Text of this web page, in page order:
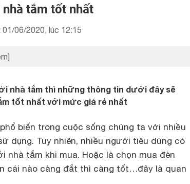
tắm tốt nhất
01/06/2020, lúc 12:15
nhà tắm thì những thông tin dưới đây sẽ
tốt nhất với mức giá rẻ nhất
biến trong cuộc sống chúng ta với nhiều
dụng. Tuy nhiên, nhiều người tiêu dùng có
nhà tắm khi mua. Hoặc là chọn mua đèn
cái nào càng đắt thì càng tốt…đây là quan